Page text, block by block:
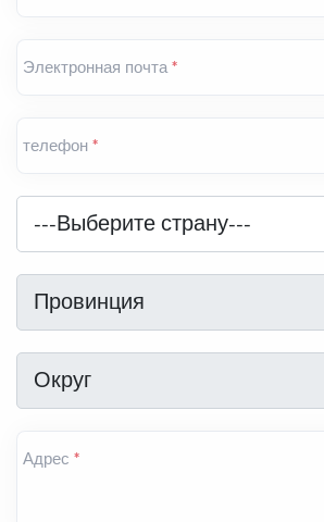
Электронная почта*
телефон *
---Выберите страну---
Провинция
Округ
Адрес *